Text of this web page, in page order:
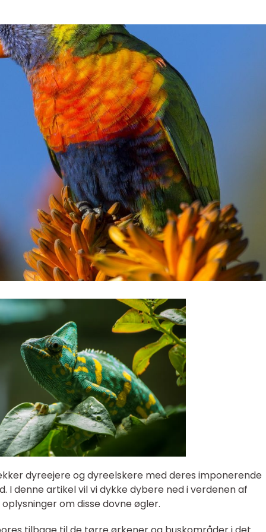
dyreejere og dyreelskere med deres imponerende
denne artikel vil vi dykke dybere ned i verdenen af
om disse dovne øgler.